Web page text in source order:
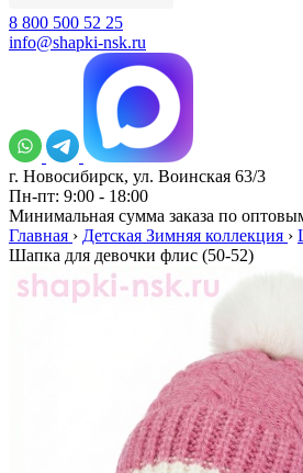
8 800 500 52 25
info@shapki-nsk.ru
г. Новосибирск, ул. Воинская 63/3
Пн-пт: 9:00 - 18:00
Минимальная сумма заказа по
Главная › Детская Зимняя коллекция ›
Шапка для девочки флис (50-52)